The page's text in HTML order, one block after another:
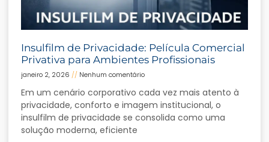
Insulfilm de Privacidade: Película Comercial
Privativa para Ambientes Profissionais
janeiro 2, 2026 Nenhum comentário
Em um cenário corporativo cada vez mais atento à
privacidade, conforto e imagem institucional, o
insulfilm de privacidade se consolida como uma
solução moderna, eficiente